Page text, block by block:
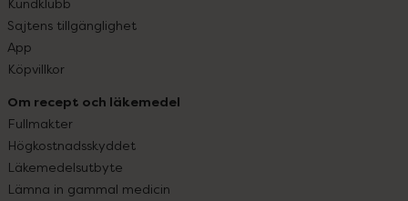
Sajtens tillgänglighet
App
Köpvillkor
Om recept och läkemedel
Fullmakter
Högkostnadsskyddet
Läkemedelsutbyte
Lämna in gammal medicin